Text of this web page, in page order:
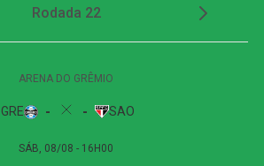
apresentada durante a